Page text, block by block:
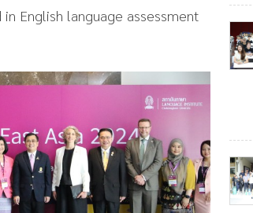
English language assessment